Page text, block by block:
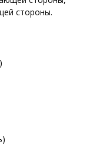
стороны.